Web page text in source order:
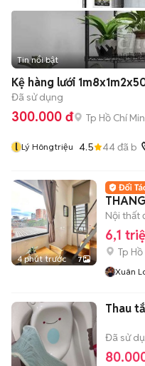
Tin nổi bật
Kệ hàng lưới
Đã sử dụng
300.000 đ Tp Hồ Chí
l Lý Hôngtriệu 4.5 44đã
4 phút trước 7
Nội thất
6,1
Tp
Xuân
Thau
Đã sử